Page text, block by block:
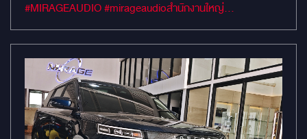
Hi-Res เต็มเม็ดเต็มหน่วย ปลั๊กตรงรุ่น 100% ประกันไม่ขาด:
สำหรับรุ่นฮิตอย่าง Denza D9 เรามีชุดสายแบบ Plug & Play
เสียบเข้ากับระบบเดิมรถได้เลย ไม่ต้องตัดต่อสายไฟแม้แต่เส้นเดียว
ประกันศูนย์อยู่ครบ 100% ครับ มิติเสียง 3 มิติ (Horizon 3D
Sound): มีฟังก์ชั่นจำลองเวทีเสียงแบบ 3D เหมาะมากสำหรับรถ
ห้องโดยสารใหญ่ๆ ที่ต้องการบรรยากาศแบบ Concert Hall
สเปกจัดเต็มขนาดนี้ แต่ทาง Alpine เปิดราคามาคุ้มค่ามากครับ
เพียง 36,500 บาทเท่านั้น จ่ายราคานี้ แลกกับคุณภาพเสียงที่ก้าว
ว่าระบบจะดึงไฟจน "ระยะทางวิ่งลดลง" วันนี้เราขอมาเคลียร์ให้
ขับเคลื่อนรถยนต์ไฟฟ้ามีพลังงานมหาศาลมาก เมื่อเทียบกับการ
ดึงไฟของชุดเครื่องเสียง มันกินไฟน้อยพอๆ กับการเสียบสาย
ชาร์จมือถือทิ้งไว้บนรถเท่านั้นเองครับ ที่สำคัญคือ รถ EV มีการ
แยกการใช้ไฟชัดเจน ระบบเครื่องเสียงจะดึงไฟจาก "แบตเตอรี่ลูก
เล็ก (12V)" ไม่ได้ไปดึงจากแบตเตอรี่ขับเคลื่อนโดยตรง และตัวรถก็
จะมีระบบคอยแปลงไฟมาเติมให้แบตลูกเล็กอยู่ตลอดเวลา ดังนั้น
สบายใจได้เลยครับว่า การทำเครื่องเสียง ไม่ได้ทำให้ระยะทางวิ่ง
#MIRAGEAUDIO #mirageaudioสำนักงานใหญ่